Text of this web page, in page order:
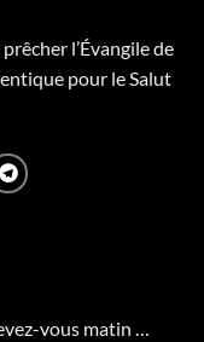
l’Évangile de
pour le Salut
vous matin …